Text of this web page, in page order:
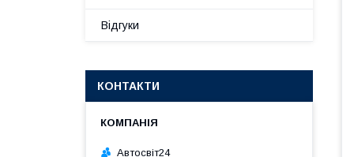
Відгуки
КОНТАКТИ
Автосвіт24